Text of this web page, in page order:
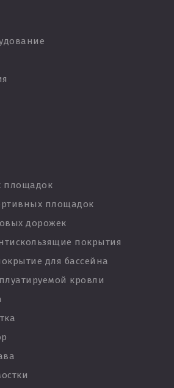
площадок
площадок
дорожек
покрытия
для бассейна
кровли